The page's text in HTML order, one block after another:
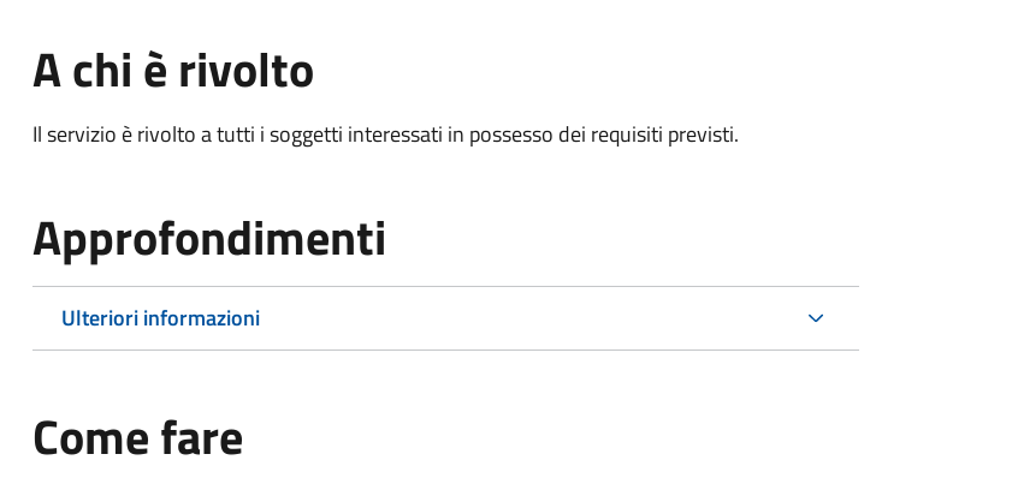
A chi è rivolto
Il servizio è rivolto a tutti i soggetti interessati in possesso dei requisiti previsti.
Approfondimenti
Ulteriori informazioni
Come fare